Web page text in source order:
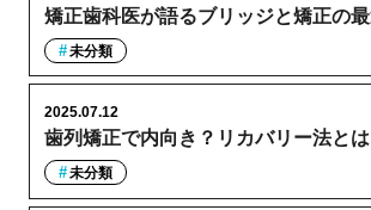
矯正歯科医が語るブリッジと矯正の
未分類
歯列矯正で内向き？リカバリー法とは
2025.07.12
未分類